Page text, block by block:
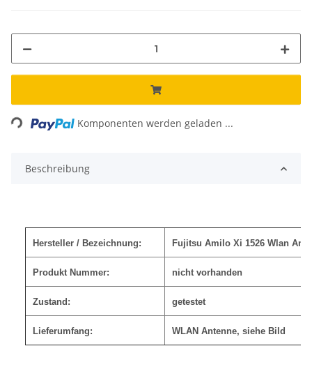
Loading... Komponenten werden geladen ...
Beschreibung
Hersteller / Bezeichnung: Fujitsu Amilo Xi 1526 Wlan
Produkt Nummer: nicht vorhanden
Zustand: getestet
Lieferumfang: WLAN Antenne, siehe Bild